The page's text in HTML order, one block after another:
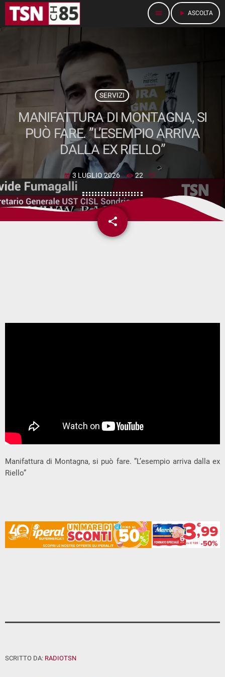
menu play_arrow ASCOLTA
SERVIZI
MANIFATTURA DI MONTAGNA, SI
PUÒ FARE. ”L’ESEMPIO ARRIVA
DALLA EX RIELLO”
today 3 LUGLIO 2026 22
share
email
Manifattura di Montagna, si può fare. ”L’esempio arriva dalla ex
Riello”
SCRITTO DA: RADIOTSN